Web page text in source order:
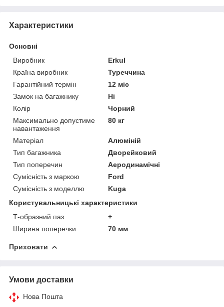
Характеристики
Основні
Виробник
Erkul
Країна виробник
Туреччина
Гарантійний термін
12 міс
Замок на багажнику
Ні
Колір
Чорний
Максимально допустиме
навантаження
80 кг
Матеріал
Алюміній
Тип багажника
Дворейковий
Тип поперечин
Аеродинамічні
Сумісність з маркою
Ford
Сумісність з моделлю
Kuga
Користувальницькі характеристики
Т-образний паз
+
Ширина поперечки
70 мм
Приховати
Умови доставки
Нова Пошта